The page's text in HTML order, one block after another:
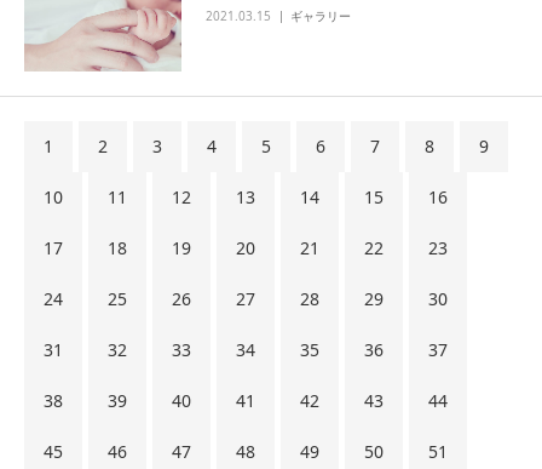
2021.03.15 ギャラリー
1 2 3 4 5 6 7 8 9
10 11 12 13 14 15 16
17 18 19 20 21 22 23
24 25 26 27 28 29 30
31 32 33 34 35 36 37
38 39 40 41 42 43 44
45 46 47 48 49 50 51